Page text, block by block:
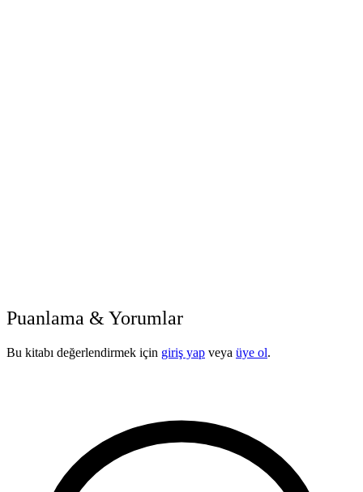
Puanlama & Yorumlar
Bu kitabı değerlendirmek için giriş yap veya üye ol.